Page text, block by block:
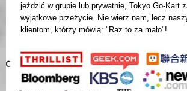
jeździć w grupie lub prywatnie, Tokyo Go-Kart
wyjątkowe przeżycie. Nie wierz nam, lecz
klientom, którzy mówią: "Raz to za mało"!